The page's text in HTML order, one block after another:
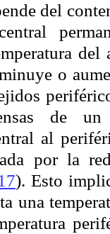
del
del
o
de un
al
por la
). Esto
una